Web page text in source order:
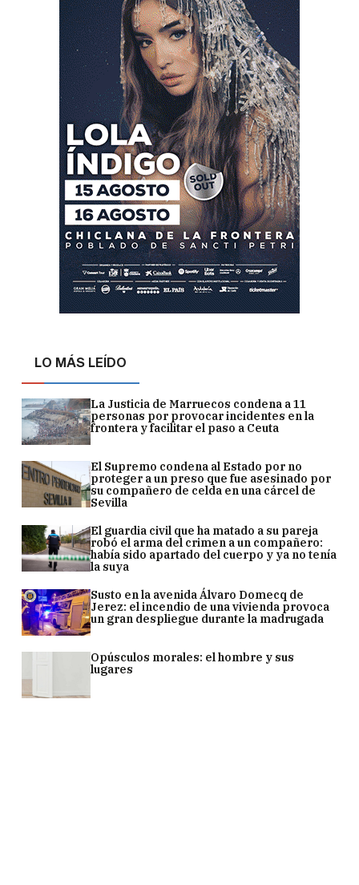
LO MÁS LEÍDO
La Justicia de Marruecos condena a 11
personas por provocar incidentes en la
frontera y facilitar el paso a Ceuta
El Supremo condena al Estado por no
proteger a un preso que fue asesinado por
su compañero de celda en una cárcel de
Sevilla
El guardia civil que ha matado a su pareja
robó el arma del crimen a un compañero:
había sido apartado del cuerpo y ya no tenía
la suya
Susto en la avenida Álvaro Domecq de
Jerez: el incendio de una vivienda provoca
un gran despliegue durante la madrugada
Opúsculos morales: el hombre y sus
lugares